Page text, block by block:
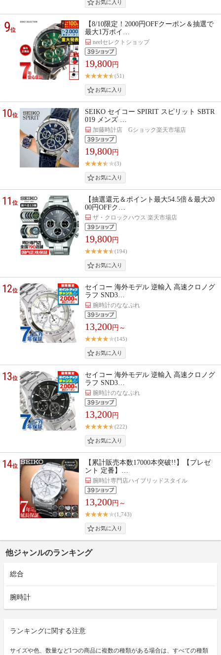
9位
【8/10限定！2000円OFFクーポン＆抽選で
最大1万ポイ…
neelセレクトショップ
19,800円
(51)
10位
SEIKO セイコー SPIRIT スピリット SBTR
019 メンズ …
加藤時計店 Gショック楽天市場店
19,800円
(3)
11位
【抽選還元＆ポイント最大54.5倍＆最大20
00円OFFク…
ザ・クロックハウス 楽天市場店
19,800円
(194)
12位
セイコー 海外モデル 逆輸入 高速クロノグ
ラフ SND3…
腕時計のななぷれ
13,200円～
(145)
13位
セイコー 海外モデル 逆輸入 高速クロノグ
ラフ SND3…
腕時計のななぷれ
13,200円
(222)
14位
【累計販売本数17000本突破!!】【プレゼ
ント 定番】…
腕時計専門店ハイブリッドスタイル
13,200円～
(1,743)
他ジャンルのランキング
総合
腕時計
ランキングに関する注意
サイズや色、数量など1つの商品に複数の種類がある場合は、すべての種類